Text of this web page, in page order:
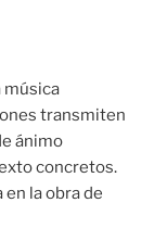
música
transmiten
ánimo
concretos.
en la obra de